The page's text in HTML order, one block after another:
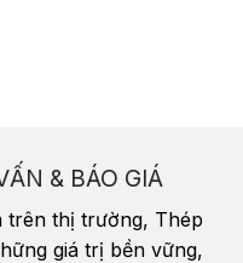
& BÁO GIÁ
trên thị trường, Thép
giá trị bền vững,